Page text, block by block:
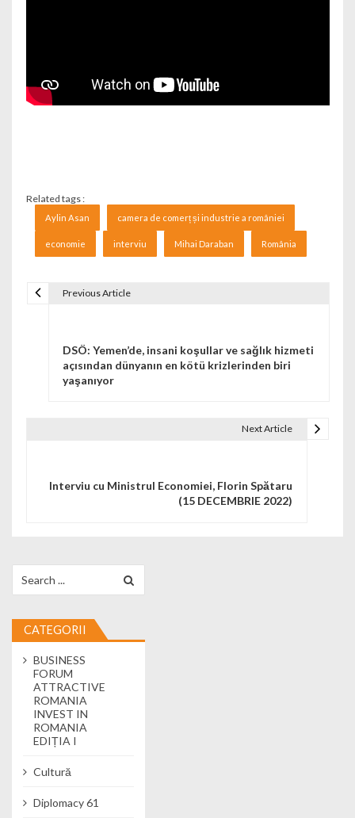
Related tags :
Aylin Asan camera de comerț și industrie a româniei
economie interviu Mihai Daraban România
Previous Article
DSÖ: Yemen’de, insani koşullar ve sağlık hizmeti
açısından dünyanın en kötü krizlerinden biri
yaşanıyor
Next Article
Interviu cu Ministrul Economiei, Florin Spătaru
(15 DECEMBRIE 2022)
CATEGORII
BUSINESS
FORUM
ATTRACTIVE
ROMANIA
INVEST IN
ROMANIA
EDIȚIA I
Cultură
Diplomacy 61